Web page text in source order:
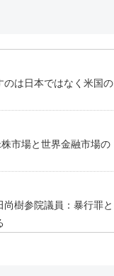
のは日本ではなく米国の
市場と世界金融市場の
尚樹参院議員：暴行罪と